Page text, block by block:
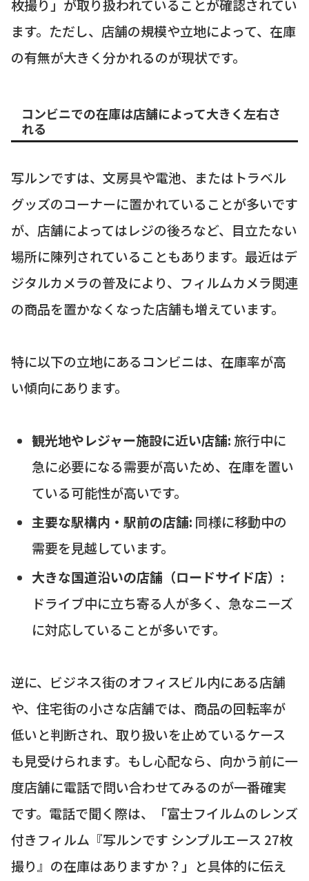
枚撮り」が取り扱われていることが確認されてい
ます。ただし、店舗の規模や立地によって、在庫
の有無が大きく分かれるのが現状です。
コンビニでの在庫は店舗によって大きく左右さ
れる
写ルンですは、文房具や電池、またはトラベル
グッズのコーナーに置かれていることが多いです
が、店舗によってはレジの後ろなど、目立たない
場所に陳列されていることもあります。最近はデ
ジタルカメラの普及により、フィルムカメラ関連
の商品を置かなくなった店舗も増えています。
特に以下の立地にあるコンビニは、在庫率が高
い傾向にあります。
観光地やレジャー施設に近い店舗: 旅行中に
急に必要になる需要が高いため、在庫を置い
ている可能性が高いです。
主要な駅構内・駅前の店舗: 同様に移動中の
需要を見越しています。
大きな国道沿いの店舗（ロードサイド店）:
ドライブ中に立ち寄る人が多く、急なニーズ
に対応していることが多いです。
逆に、ビジネス街のオフィスビル内にある店舗
や、住宅街の小さな店舗では、商品の回転率が
低いと判断され、取り扱いを止めているケース
も見受けられます。もし心配なら、向かう前に一
度店舗に電話で問い合わせてみるのが一番確実
です。電話で聞く際は、「富士フイルムのレンズ
付きフィルム『写ルンです シンプルエース 27枚
撮り』の在庫はありますか？」と具体的に伝え